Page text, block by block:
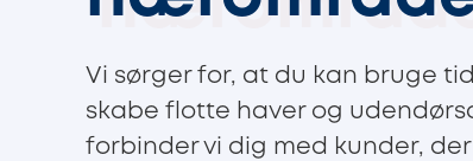
Vi sørger for, at du kan bruge
skabe flotte haver og
forbinder vi dig med kunder,